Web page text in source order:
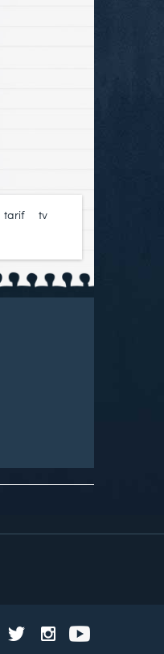
tarif
tv